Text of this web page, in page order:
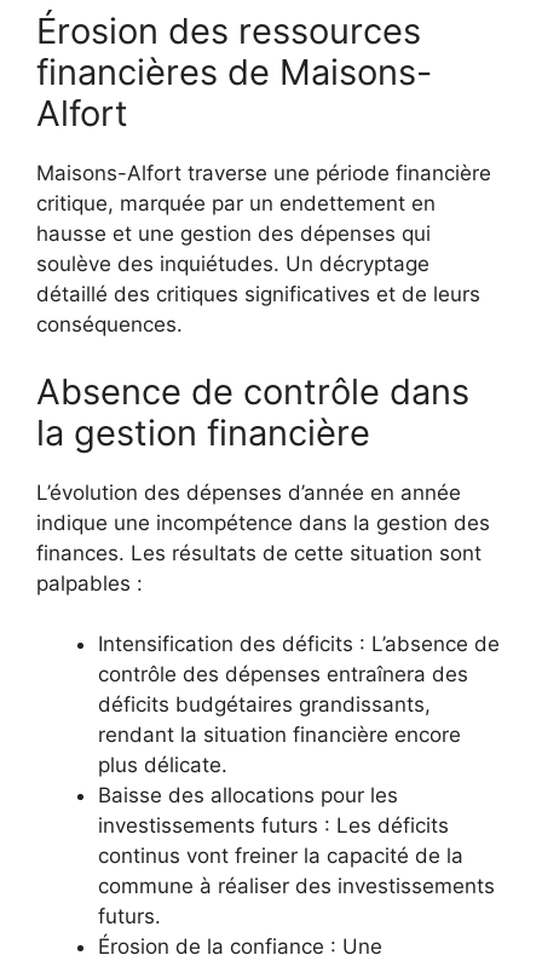
Érosion des ressources
financières de Maisons-
Alfort
Maisons-Alfort traverse une période financière
critique, marquée par un endettement en
hausse et une gestion des dépenses qui
soulève des inquiétudes. Un décryptage
détaillé des critiques significatives et de leurs
conséquences.
Absence de contrôle dans
la gestion financière
L’évolution des dépenses d’année en année
indique une incompétence dans la gestion des
finances. Les résultats de cette situation sont
palpables :
Intensification des déficits : L’absence de
contrôle des dépenses entraînera des
déficits budgétaires grandissants,
rendant la situation financière encore
plus délicate.
Baisse des allocations pour les
investissements futurs : Les déficits
continus vont freiner la capacité de la
commune à réaliser des investissements
futurs.
Érosion de la confiance : Une